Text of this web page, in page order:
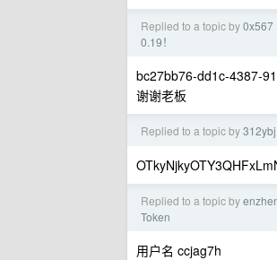
Replied to a topic by0x567
0.19！
bc27bb76-dd1c-4387-
谢谢老板
Replied to a topic by312ybj
Replied to a topic by
Token
用户名 ccjag7h